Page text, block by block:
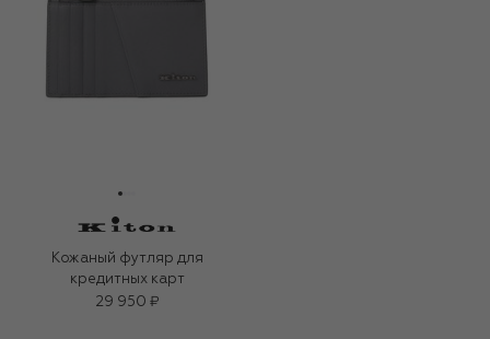
Кожаный футляр для
кредитных карт
29 950 ₽